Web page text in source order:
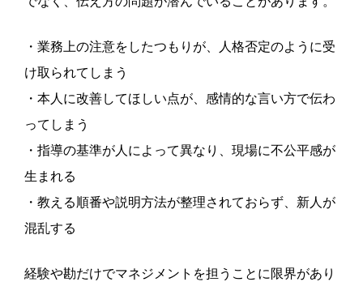
・業務上の注意をしたつもりが、人格否定のように受
け取られてしまう
・本人に改善してほしい点が、感情的な言い方で伝わ
ってしまう
・指導の基準が人によって異なり、現場に不公平感が
生まれる
・教える順番や説明方法が整理されておらず、新人が
混乱する
経験や勘だけでマネジメントを担うことに限界があり